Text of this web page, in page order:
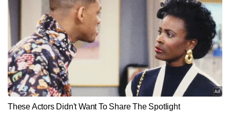
गुलशन कुमार टाइम्स नाउ हिंदी डिजिटल के हेल्थ सेक्शन से जुड़े हैं। फिटनेस और
योग के प्रति उनकी रुचि उन्हें हेल्थ जर्नलिज्म की ओर लेकर आई, जहां वे आम लोगों
की जीवनशैली, सेहत और वेलनेस से जुड़े विषयों पर लगातार काम कर रहे हैं।
गुलशन अबतक 2,000 से अधिक आर्टिकल लिख चुके हैं। उनके लेखों में आसान
भाषा में दी गई जानकारी, रिसर्च-बेस्ड टिप्स और रोजमर्रा की सेहत से जुड़े विषयों की
स्पष्ट समझ दिखाई देती है। हेल्थ अवेयरनेस को बढ़ावा देना, फिटनेस को सरल
तरीके से समझाना और बेहतर लाइफस्टाइल के लिए उपयोगी सुझाव देना—गुलशन
की लेखन शैली की खासियत है।
और पढ़ें
Follow Us:
Subscribe to our daily Newsletter!
SUBMIT